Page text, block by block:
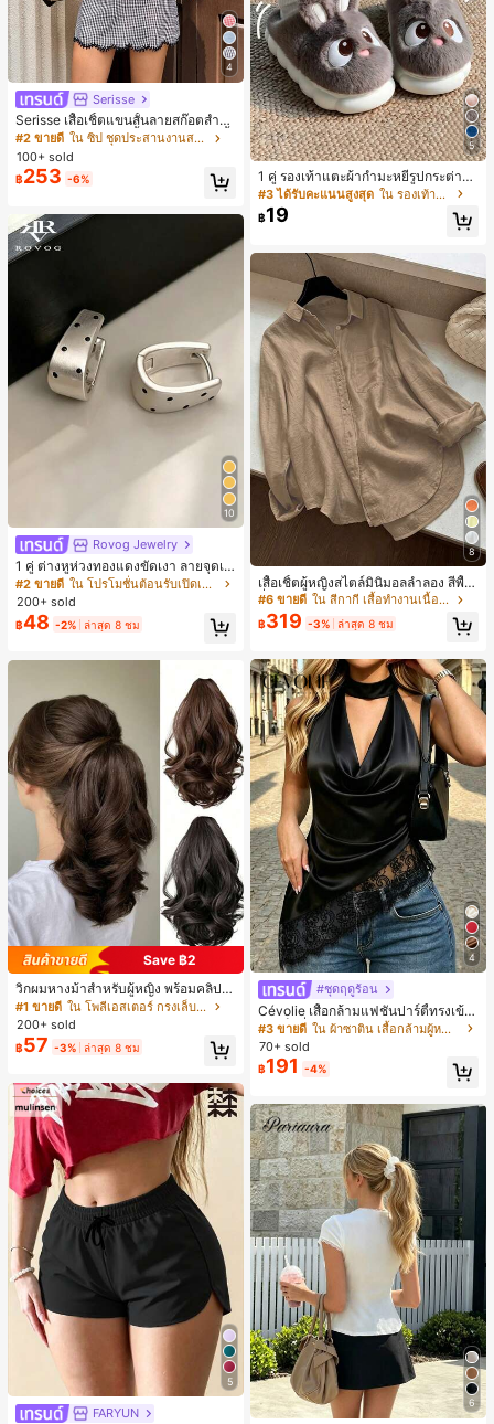
4
Serisse
Serisse เสื้อเชิ้ตแขนสั้นลายสก๊อตสำหรั
บผู้หญิงและกระโปรงสั้น ชุดลำลอง 2 ชิ้
น
#2 ขายดี
ใน ซิป ชุดประสานงานสตรี
100+ sold
฿253 -6%
10
Rovog Jewelry
1 คู่ ต่างหูห่วงทองแดงขัดเงา ลายจุดเร
ขาคณิตสไตล์มินิมอล เหมาะสำหรับสว
มใส่ประจำวันแบบสบายๆ สำหรับผู้หญิง
#2 ขายดี
ใน โปรโมชั่นต้อนรับเปิดเทอม ต่างหูผู้หญิง
200+ sold
฿48 -2% ล่าสุด 8 ชม
Save ฿2
วิกผมหางม้าสำหรับผู้หญิง พร้อมคลิป เ
ชือกรูด และลอนผมทรงลูกแพร์ วิกผมห
างม้าสั้นธรรมชาติและมีวอลลุ่ม
#1 ขายดี
ใน โพลีเอสเตอร์ กรงเล็บผม
200+ sold
฿57 -3% ล่าสุด 8 ชม
5
FARYUN
5
1 คู่ รองเท้าแตะผ้ากำมะหยี่รูปกระต่าย
สำหรับผู้หญิง, อบอุ่นและสบาย, เหมาะ
สำหรับใส่ลำลองในฤดูใบไม้ร่วง/ฤดูหน
าว, รองเท้าบ้านผู้หญิงหรูหราใหม่, ส้นเ
รับฤดูหนาวที่อบอุ่น, รองเท้าแตะผ้ากำม
ะหยี่น่ารัก, ของขวัญปีใหม่/วันวาเลนไท
น์ในอุดมคติ, รองเท้าแตะคู่รัก, ของขวั
ญวันแม่, สวน, ของตกแต่งห้องครัว, ฤดู
ร้อน, ชายหาด, ของใช้จำเป็นสำหรับกา
รเดินทาง, ของตกแต่งห้อง, นุ่มนิ่ม, การ
สำเร็จการศึกษา, ชั้นวางรองเท้า, ประห
ยัดพื้นที่จัดเก็บ, กลางแจ้ง, สวน, พิธีสำเ
ร็จการศึกษา, พิธีจบการศึกษา, ยินดีด้ว
ยบัณฑิต, บัณฑิตที่สำเร็จการศึกษา, ผู้ก
ล่าวคำอำลา, เรียนจบ, งานเลี้ยงจบการ
ศึกษา
#3 ได้รับคะแนนสูงสุด ใน รองเท้าแตะใส่ในบ้าน
฿19
8
เสื้อเชิ้ตผู้หญิงสไตล์มินิมอลลำลอง สีพื้น
กึ่งโปร่งแสง สำหรับใส่ไปทำงาน กระดุ
มหน้า ชายโค้ง
#6 ขายดี ใน สีกากี เสื้อทำงานเนื้อผ้านุ่ม
฿319 -3% ล่าสุด 8 ชม
4
#ชุดฤดูร้อน
Cévolie เสื้อกล้ามแฟชั่นปาร์ตี้ทรงเข้า
รูป เซ็กซี่ คอเดรป คอคาวล์ จับย่น แต่ง
ลูกไม้ ดีไซน์ต่อผ้า เปิดหลัง แขนกุด
#3 ขายดี
ใน ผ้าซาติน เสื้อกล้ามผู้หญิง & Camis
70+ sold
฿191 -4%
6